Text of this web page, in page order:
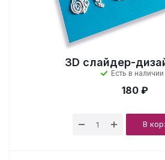
3D cлайдер-
Есть в наличии
180 ₽
В